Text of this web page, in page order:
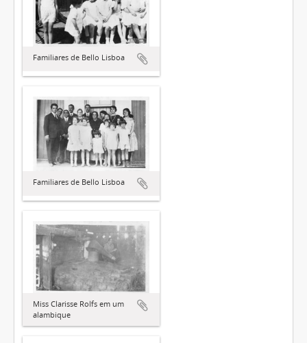
Familiares de Bello Lisboa
Familiares de Bello Lisboa
Miss Clarisse Rolfs em um
alambique